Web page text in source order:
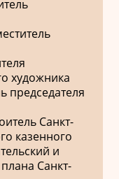
художника
председателя
Санкт-
казенного
и
Санкт-